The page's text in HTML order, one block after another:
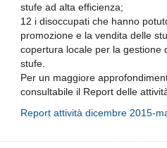
stufe ad alta efficienza;
12 i disoccupati che hanno
promozione e la vendita delle
copertura locale per la gestione
stufe.
Per un maggiore
consultabile il Report delle
Report attività dicembre 2015-